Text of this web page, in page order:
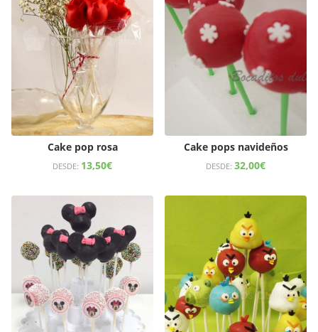
Cake pop rosa
DESDE: 13,50€
Cake pops navideños
DESDE: 32,00€